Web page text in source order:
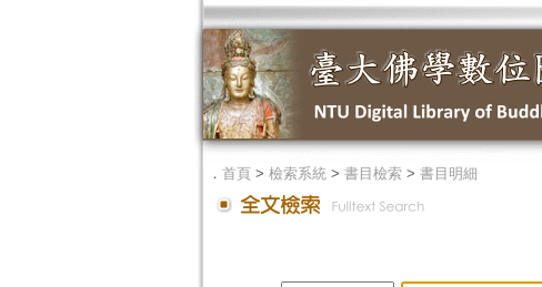
． 首頁> 檢索系統> 書目檢索> 書目明細